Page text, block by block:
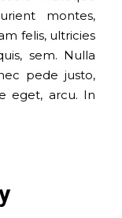
montes,
felis, ultricies
sem. Nulla
pede justo,
eget, arcu. In